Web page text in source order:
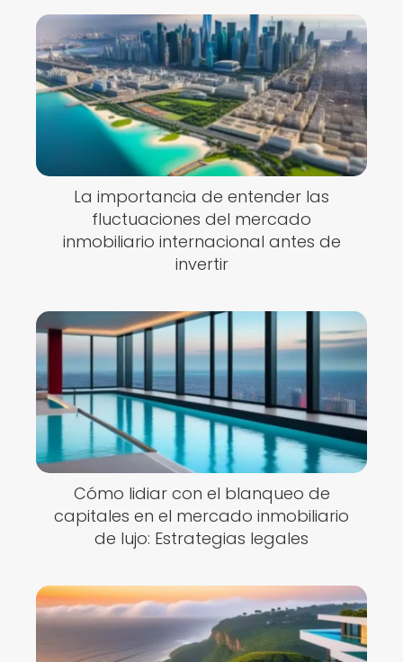
La importancia de entender las
fluctuaciones del mercado
inmobiliario internacional antes de
invertir
Cómo lidiar con el blanqueo de
capitales en el mercado inmobiliario
de lujo: Estrategias legales